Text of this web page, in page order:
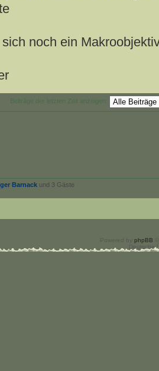
noch ein
Beiträge der letzten Zeit anzeigen:
Barnackund 3 Gäste
Powered by phpBB
Deutsche